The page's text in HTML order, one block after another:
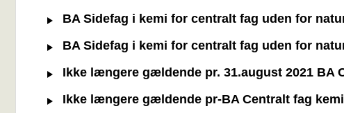
BA Sidefag i kemi for centralt fag uden for
BA Sidefag i kemi for centralt fag uden for
Ikke længere gældende pr. 31.august 2021 BA
Ikke længere gældende pr-BA Centralt fag